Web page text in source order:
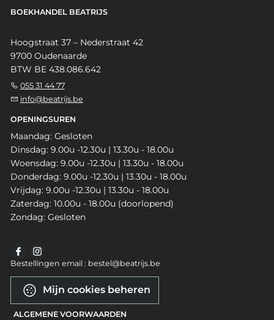
BOEKHANDEL BEATRIJS
Hoogstraat 37 – Nederstraat 42
9700 Oudenaarde
BTW BE 438.086.642
055 31 44 77
info@beatrijs.be
OPENINGSUREN
Maandag: Gesloten
Dinsdag: 9.00u -12.30u | 13.30u - 18.00u
Woensdag: 9.00u -12.30u | 13.30u - 18.00u
Donderdag: 9.00u -12.30u | 13.30u - 18.00u
Vrijdag: 9.00u -12.30u | 13.30u - 18.00u
Zaterdag: 10.00u - 18.00u (doorlopend)
Zondag: Gesloten
Bestellingen email : bestel@beatrijs.be
Mijn cookies beheren
ALGEMENE VOORWAARDEN